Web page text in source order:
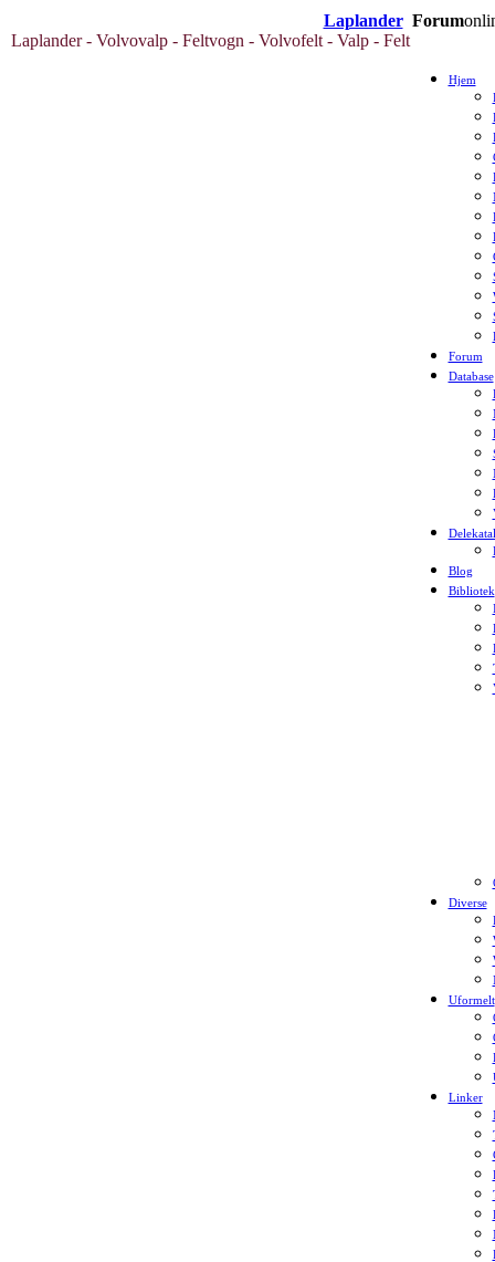
Laplander Forum
Laplander - Volvovalp - Feltvogn - Volvofelt - Valp - Felt
Hjem
Forum
Database
Blog
Bibliotek
Diverse
Uformelt
Linker